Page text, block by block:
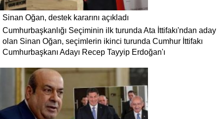
Sinan Oğan, destek kararını açıkladı
Cumhurbaşkanlığı Seçiminin ilk turunda Ata İttifakı'ndan aday
olan Sinan Oğan, seçimlerin ikinci turunda Cumhur İttifakı
Cumhurbaşkanı Adayı Recep Tayyip Erdoğan'ı